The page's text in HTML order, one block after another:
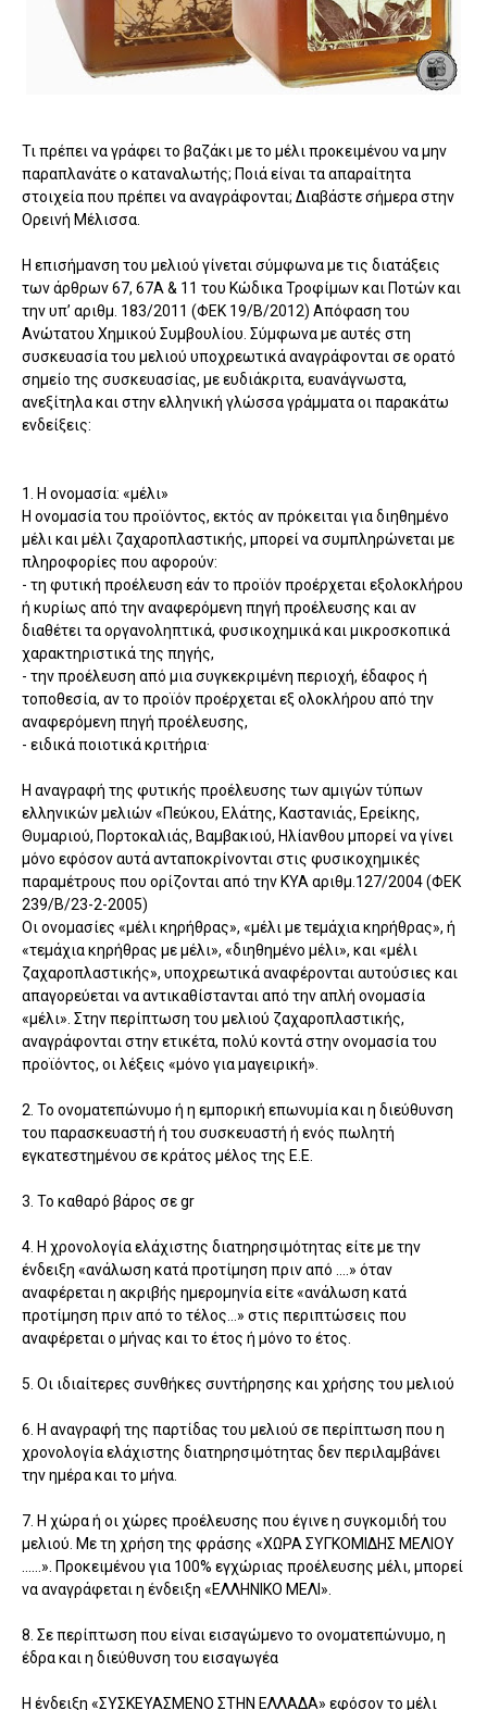
Τι πρέπει να γράφει το βαζάκι με το μέλι προκειμένου να μην
παραπλανάτε ο καταναλωτής; Ποιά είναι τα απαραίτητα
στοιχεία που πρέπει να αναγράφονται; Διαβάστε σήμερα στην
Ορεινή Μέλισσα.
Η επισήμανση του μελιού γίνεται σύμφωνα με τις διατάξεις
των άρθρων 67, 67Α & 11 του Κώδικα Τροφίμων και Ποτών και
την υπ’ αριθμ. 183/2011 (ΦΕΚ 19/Β/2012) Απόφαση του
Ανώτατου Χημικού Συμβουλίου. Σύμφωνα με αυτές στη
συσκευασία του μελιού υποχρεωτικά αναγράφονται σε ορατό
σημείο της συσκευασίας, με ευδιάκριτα, ευανάγνωστα,
ανεξίτηλα και στην ελληνική γλώσσα γράμματα οι παρακάτω
ενδείξεις:
1. Η ονομασία: «μέλι»
Η ονομασία του προϊόντος, εκτός αν πρόκειται για διηθηµένο
μέλι και μέλι ζαχαροπλαστικής, μπορεί να συμπληρώνεται µε
πληροφορίες που αφορούν:
- τη φυτική προέλευση εάν το προϊόν προέρχεται εξολοκλήρου
ή κυρίως από την αναφερόµενη πηγή προέλευσης και αν
διαθέτει τα οργανοληπτικά, φυσικοχηµικά και μικροσκοπικά
χαρακτηριστικά της πηγής,
- την προέλευση από µια συγκεκριμένη περιοχή, έδαφος ή
τοποθεσία, αν το προϊόν προέρχεται εξ ολοκλήρου από την
αναφερόµενη πηγή προέλευσης,
- ειδικά ποιοτικά κριτήρια·
Η αναγραφή της φυτικής προέλευσης των αμιγών τύπων
ελληνικών μελιών «Πεύκου, Ελάτης, Καστανιάς, Ερείκης,
Θυμαριού, Πορτοκαλιάς, Βαμβακιού, Ηλίανθου μπορεί να γίνει
μόνο εφόσον αυτά ανταποκρίνονται στις φυσικοχημικές
παραμέτρους που ορίζονται από την ΚΥΑ αριθμ.127/2004 (ΦΕΚ
239/Β/23-2-2005)
Οι ονοµασίες «μέλι κηρήθρας», «μέλι µε τεµάχια κηρήθρας», ή
«τεµάχια κηρήθρας µε μέλι», «διηθηµένο μέλι», και «μέλι
ζαχαροπλαστικής», υποχρεωτικά αναφέρονται αυτούσιες και
απαγορεύεται να αντικαθίστανται από την απλή ονομασία
«μέλι». Στην περίπτωση του μελιού ζαχαροπλαστικής,
αναγράφονται στην ετικέτα, πολύ κοντά στην ονοµασία του
προϊόντος, οι λέξεις «µόνο για μαγειρική».
2. Το ονοματεπώνυμο ή η εμπορική επωνυμία και η διεύθυνση
του παρασκευαστή ή του συσκευαστή ή ενός πωλητή
εγκατεστημένου σε κράτος μέλος της Ε.Ε.
3. Το καθαρό βάρος σε gr
4. Η χρονολογία ελάχιστης διατηρησιμότητας είτε με την
ένδειξη «ανάλωση κατά προτίμηση πριν από ….» όταν
αναφέρεται η ακριβής ημερομηνία είτε «ανάλωση κατά
προτίμηση πριν από το τέλος…» στις περιπτώσεις που
αναφέρεται ο μήνας και το έτος ή μόνο το έτος.
5. Οι ιδιαίτερες συνθήκες συντήρησης και χρήσης του μελιού
6. Η αναγραφή της παρτίδας του μελιού σε περίπτωση που η
χρονολογία ελάχιστης διατηρησιμότητας δεν περιλαμβάνει
την ημέρα και το μήνα.
7. Η χώρα ή οι χώρες προέλευσης που έγινε η συγκομιδή του
μελιού. Με τη χρήση της φράσης «ΧΩΡΑ ΣΥΓΚΟΜΙΔΗΣ ΜΕΛΙΟΥ
……». Προκειμένου για 100% εγχώριας προέλευσης μέλι, μπορεί
να αναγράφεται η ένδειξη «ΕΛΛΗΝΙΚΟ ΜΕΛΙ».
8. Σε περίπτωση που είναι εισαγώμενο το ονοματεπώνυμο, η
έδρα και η διεύθυνση του εισαγωγέα
Η ένδειξη «ΣΥΣΚΕΥΑΣΜΕΝΟ ΣΤΗΝ ΕΛΛΑΔΑ» εφόσον το μέλι